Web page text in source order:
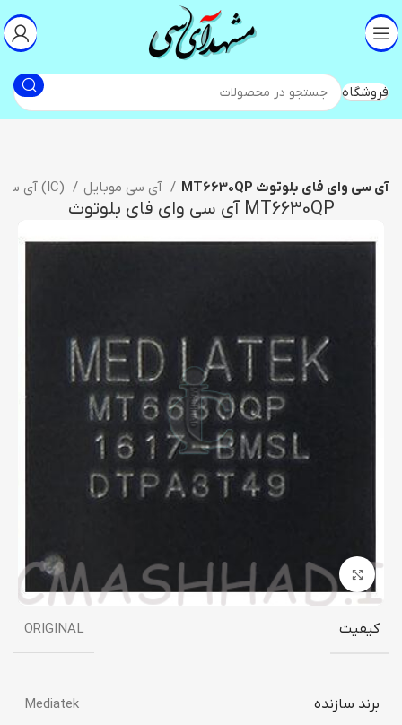
فروشگاه
آی سی (IC) MT6630QP آی سی وای فای بلوتوث
MT6630QP آی سی وای فای بلوتوث
برای بزرگنمایی کلیک کنید
کیفیت ORIGINAL
برند سازنده Mediatek